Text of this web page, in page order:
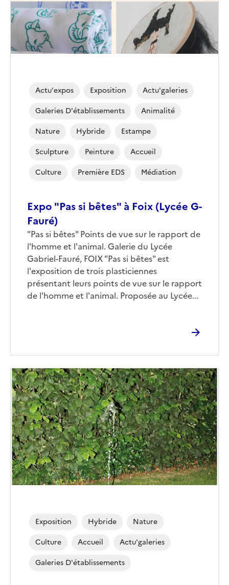
Expo "Pas si bêtes" à Foix (Lycée G-
Fauré)
Corps
"Pas si bêtes" Points de vue sur le rapport de
l'homme et l'animal. Galerie du Lycée
Gabriel-Fauré, FOIX "Pas si bêtes" est
l'exposition de trois plasticiennes
présentant leurs points de vue sur le rapport
de l'homme et l'animal. Proposée au Lycée...
Actu'expos Exposition
Actu'galeries
Galeries D'établissements
Animalité
Nature
Hybride
Estampe
Sculpture
Peinture
Accueil
Culture
Première EDS Médiation
Exposition Hybride
Nature
Culture
Accueil
Actu'galeries
Galeries D'établissements
Image
de
couverture
(conseillée)